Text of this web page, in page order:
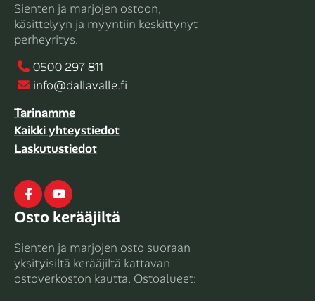
Sienten ja marjojen ostoon,
käsittelyyn ja myyntiin keskittynyt
perheyritys.
0500 297 811
info@dallavalle.fi
Tarinamme
Kaikki yhteystiedot
Laskutustiedot
FacebookYoutube
Osto kerääjiltä
Sienten ja marjojen osto suoraan
yksityisiltä kerääjiltä kattavan
ostoverkoston kautta. Ostoalueet: